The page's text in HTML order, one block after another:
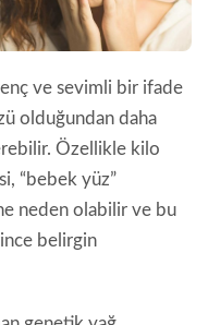
ve sevimli bir ifade
olduğundan daha
Özellikle kilo
“bebek yüz”
neden olabilir ve bu
belirgin